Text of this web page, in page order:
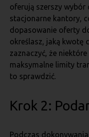
oferują szerszy
stacjonarne kantory,
dopasowanie oferty
określasz, jaką kwotę
zaznaczyć, że
maksymalne limity
to sprawdzić.
Krok 2:
Podczas